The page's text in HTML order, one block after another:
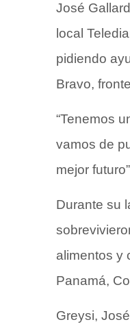
José
local
pidiendo
Bravo,
“Tenemos
vamos de
mejor
Durante su
alimentos y
Panamá,
Greysi,